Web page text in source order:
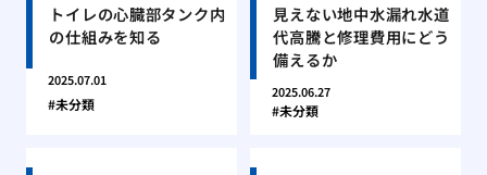
トイレの心臓部タンク内
の仕組みを知る
2025.07.01
未分類
見えない地中水漏れ水道
代高騰と修理費用にどう
備えるか
2025.06.27
未分類